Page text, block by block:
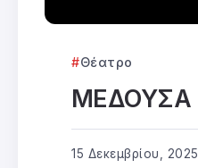
Θέατρο
ΜΕΔΟΥΣΑ
15 Δεκεμβρίου, 2025